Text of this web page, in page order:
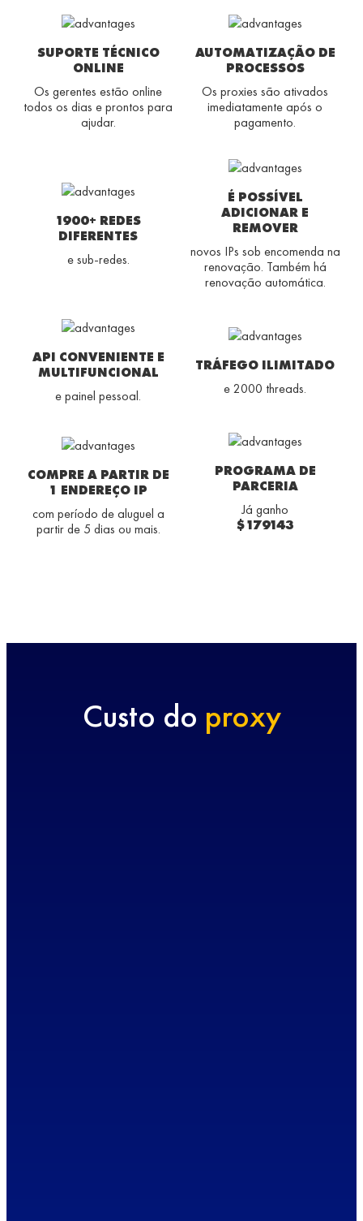
SUPORTE TÉCNICO
ONLINE
Os gerentes estão online
todos os dias e prontos para
ajudar.
AUTOMATIZAÇÃO DE
PROCESSOS
Os proxies são ativados
imediatamente após o
pagamento.
1900+ REDES
DIFERENTES
e sub-redes.
É POSSÍVEL
ADICIONAR E
REMOVER
novos IPs sob encomenda na
renovação. Também há
renovação automática.
API CONVENIENTE E
MULTIFUNCIONAL
e painel pessoal.
TRÁFEGO ILIMITADO
e 2000 threads.
COMPRE A PARTIR DE
1 ENDEREÇO IP
com período de aluguel a
partir de 5 dias ou mais.
PROGRAMA DE
PARCERIA
Já ganho
$179143
Custo do proxy